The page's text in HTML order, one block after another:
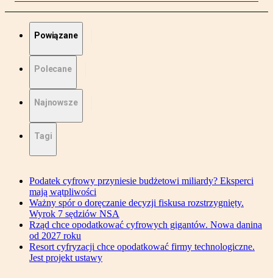
Powiązane
Polecane
Najnowsze
Tagi
Podatek cyfrowy przyniesie budżetowi miliardy? Eksperci
mają wątpliwości
Ważny spór o doręczanie decyzji fiskusa rozstrzygnięty.
Wyrok 7 sędziów NSA
Rząd chce opodatkować cyfrowych gigantów. Nowa danina
od 2027 roku
Resort cyfryzacji chce opodatkować firmy technologiczne.
Jest projekt ustawy